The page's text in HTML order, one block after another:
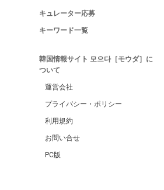
キュレーター応募
キーワード一覧
韓国情報サイト 모으다［モウダ］に
ついて
運営会社
プライバシー・ポリシー
利用規約
お問い合せ
PC版